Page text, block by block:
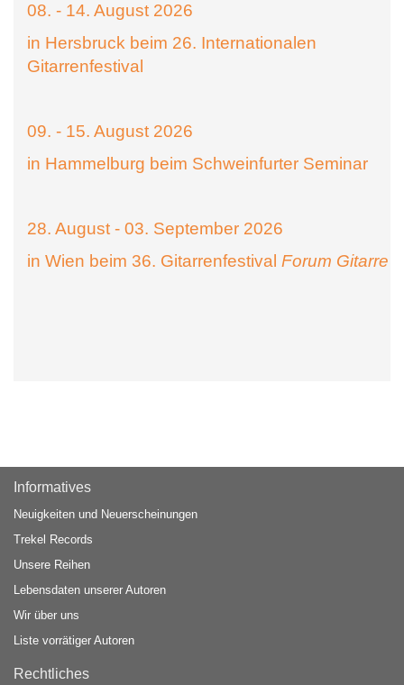
08. - 14. August 2026
in Hersbruck beim 26. Internationalen
Gitarrenfestival
09. - 15. August 2026
in Hammelburg beim Schweinfurter Seminar
28. August - 03. September 2026
in Wien beim 36. Gitarrenfestival Forum Gitarre
Informatives
Neuigkeiten und Neuerscheinungen
Trekel Records
Unsere Reihen
Lebensdaten unserer Autoren
Wir über uns
Liste vorrätiger Autoren
Rechtliches